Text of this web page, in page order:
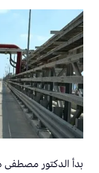
بدأ الدكتور مصطفى